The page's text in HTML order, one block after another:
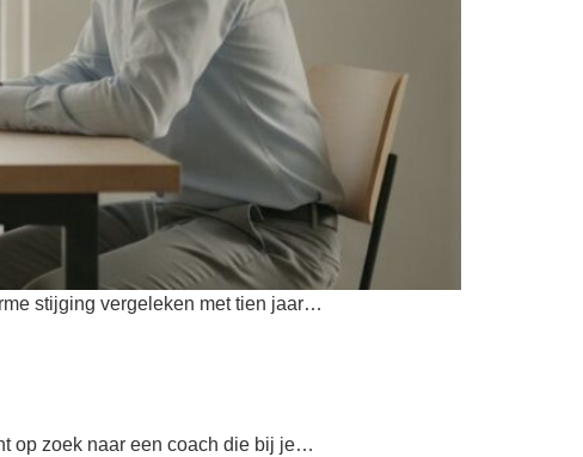
stijging vergeleken met tien jaar…
op zoek naar een coach die bij je…